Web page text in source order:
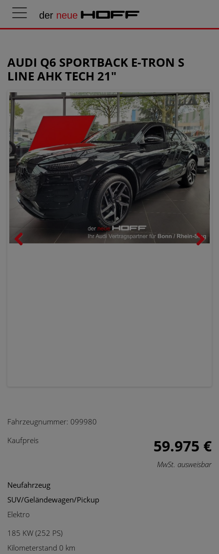
der neue HOFF
AUDI Q6 SPORTBACK E-TRON S
LINE AHK TECH 21"
Fahrzeugnummer: 099980
Kaufpreis
59.975 €
MwSt. ausweisbar
Neufahrzeug
SUV/Geländewagen/Pickup
Elektro
185 KW (252 PS)
Kilometerstand 0 km